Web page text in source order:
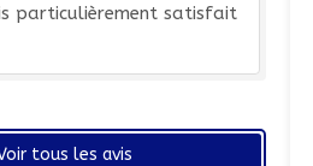
particulièrement satisfait
tous les avis